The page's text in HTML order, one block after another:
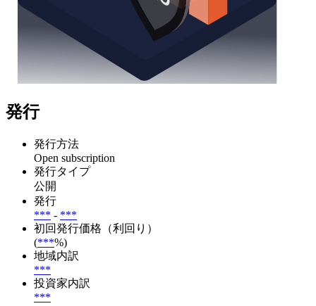
発行
発行方法
Open subscription
発行タイプ
公開
発行
*** - ***
初回発行価格（利回り）
(***%)
地域内訳
***
投資家内訳
***